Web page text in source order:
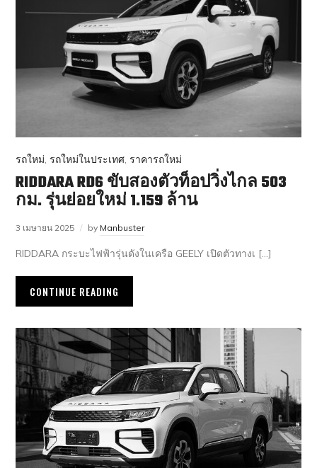
รถใหม่,รถใหม่ในประเทศ,ราคารถใหม่
RIDDARA RD6 ขับสองตัวท็อปวิ่งไกล 503
กม. รุ่นย่อยใหม่ 1.159 ล้าน
3 เมษายน 2025 by Manbuster
RIDDARA กระบะไฟฟ้ารุ่นดังในเครือ GEELY เปิดตัวทางเ […]
CONTINUE READING